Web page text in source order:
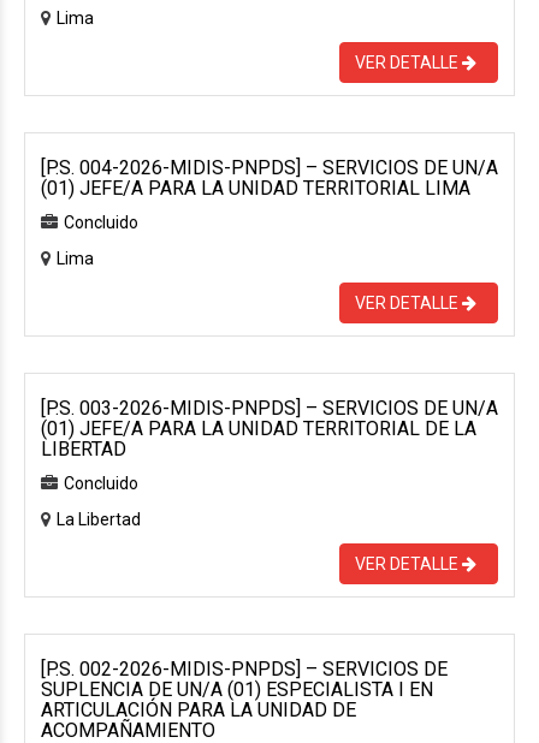
Lima
VER DETALLE
[P.S. 004-2026-MIDIS-PNPDS] – SERVICIOS DE UN/A
(01) JEFE/A PARA LA UNIDAD TERRITORIAL LIMA
Concluido
Lima
VER DETALLE
[P.S. 003-2026-MIDIS-PNPDS] – SERVICIOS DE UN/A
(01) JEFE/A PARA LA UNIDAD TERRITORIAL DE LA
LIBERTAD
Concluido
La Libertad
VER DETALLE
[P.S. 002-2026-MIDIS-PNPDS] – SERVICIOS DE
SUPLENCIA DE UN/A (01) ESPECIALISTA I EN
ARTICULACIÓN PARA LA UNIDAD DE
ACOMPAÑAMIENTO